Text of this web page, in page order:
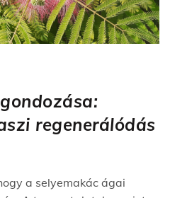
regenerálódás
a selyemakác ágai